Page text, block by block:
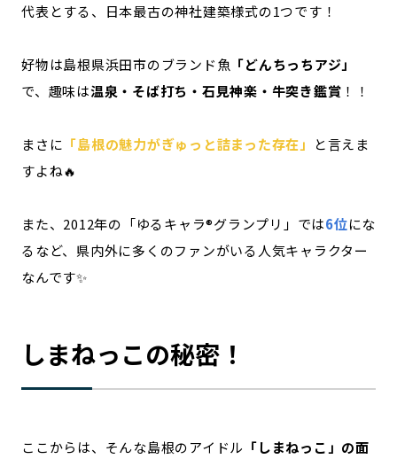
代表とする、日本最古の神社建築様式の1つです！
好物は島根県浜田市のブランド魚 「どんちっちアジ」
で、趣味は温泉・そば打ち・石見神楽・牛突き鑑賞 ！！
まさに 「島根の魅力がぎゅっと詰まった存在」
と言えま
すよね🔥
また、2012年の「ゆるキャラ®グランプリ」では6位にな
るなど、県内外に多くのファンがいる人気キャラクター
なんです✨
しまねっこの秘密！
ここからは、そんな島根のアイドル 「しまねっこ」の面